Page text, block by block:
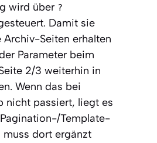
wird über ?
Damit sie
Archiv-Seiten erhalten
Parameter beim
2/3 weiterhin in
Wenn das bei
nicht passiert, liegt es
Template-
muss dort ergänzt